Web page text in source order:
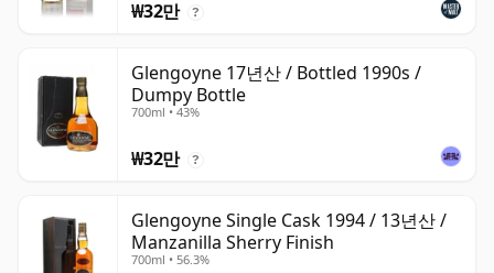
₩32만 ?
Glengoyne 17년산 / Bottled 1990s /
Dumpy Bottle
700ml • 43%
₩32만 ?
Glengoyne Single Cask 1994 / 13년산 /
Manzanilla Sherry Finish
700ml • 56.3%